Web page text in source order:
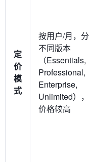
定
价
模
式
按用户/月，分
不同版本
（Essentials,
Professional,
Enterprise,
Unlimited），
价格较高